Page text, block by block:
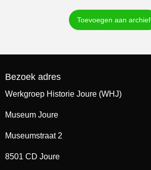
Toevoegen aan archief
Bezoek adres
Werkgroep Historie Joure (WHJ)
Museum Joure
Museumstraat 2
8501 CD Joure